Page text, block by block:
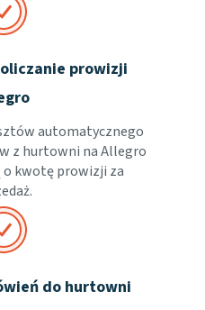
prowizji
automatycznego
z hurtowni na Allegro
o kwotę prowizji za
do hurtowni